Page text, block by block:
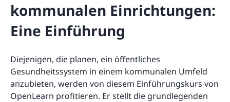
kommunalen Einrichtungen:
Eine Einführung
Diejenigen, die planen, ein öffentliches
Gesundheitssystem in einem kommunalen Umfeld
anzubieten, werden von diesem Einführungskurs von
OpenLearn profitieren. Er stellt die grundlegenden